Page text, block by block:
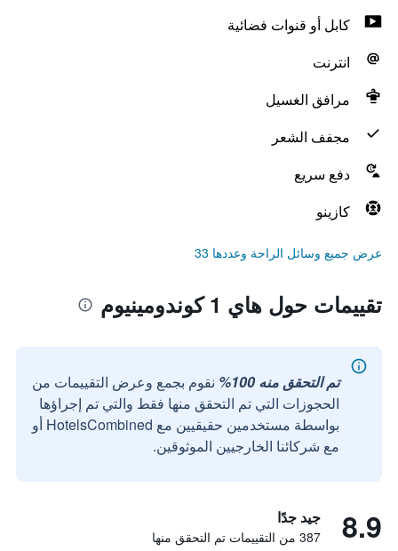
كابل أو قنوات فضائية
انترنت
مرافق الغسيل
مجفف الشعر
دفع سريع
كازينو
عرض جميع وسائل الراحة وعددها 33
تقييمات حول هاي 1 كوندومينيوم
تم التحقق منه 100%
نقوم بجمع وعرض التقييمات من
الحجوزات التي تم التحقق منها فقط والتي تم إجراؤها
بواسطة مستخدمين حقيقيين مع HotelsCombined أو
مع شركائنا الخارجيين الموثوقين.
8.9 جيد جدًا
387 من التقييمات تم التحقق منها